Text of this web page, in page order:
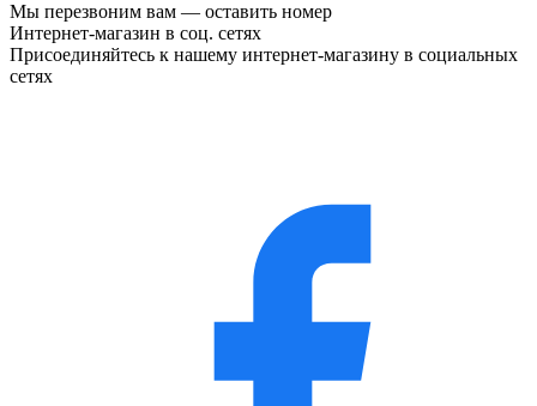
Мы перезвоним вам — оставить номер
Интернет-магазин в соц. сетях
Присоединяйтесь к нашему интернет-магазину в социальных
сетях